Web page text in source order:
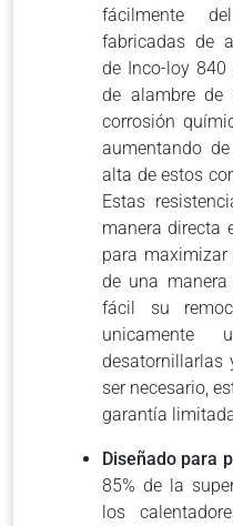
fácilmente
fabricadas de
de Inco-loy
de alambre de
corrosión
aumentando
alta de estos
Estas
manera directa
para maximizar
de una
fácil su
unicamente
desatornillarlas
ser necesario,
garantía
Diseñado para
85% de la
los